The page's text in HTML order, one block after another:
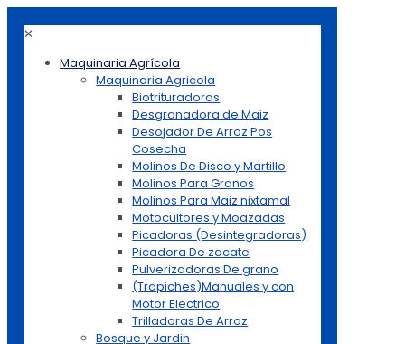
✕
Maquinaria Agrícola
Maquinaria Agricola
Biotrituradoras
Desgranadora de Maiz
Desojador De Arroz Pos
Cosecha
Molinos De Disco y Martillo
Molinos Para Granos
Molinos Para Maiz nixtamal
Motocultores y Moazadas
Picadoras (Desintegradoras)
Picadora De zacate
Pulverizadoras De grano
(Trapiches)Manuales y con
Motor Electrico
Trilladoras De Arroz
Bosque y Jardin